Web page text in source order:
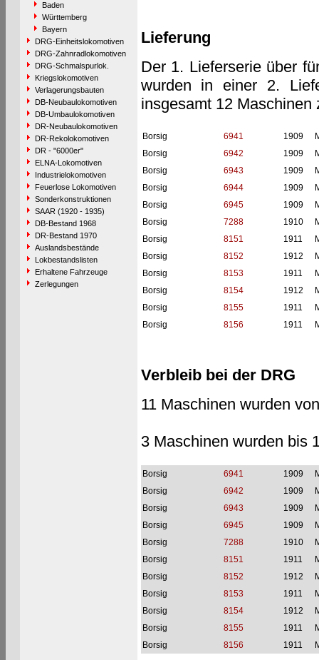
Baden
Württemberg
Bayern
DRG-Einheitslokomotiven
DRG-Zahnradlokomotiven
DRG-Schmalspurlok.
Kriegslokomotiven
Verlagerungsbauten
DB-Neubaulokomotiven
DB-Umbaulokomotiven
DR-Neubaulokomotiven
DR-Rekolokomotiven
DR - "6000er"
ELNA-Lokomotiven
Industrielokomotiven
Feuerlose Lokomotiven
Sonderkonstruktionen
SAAR (1920 - 1935)
DB-Bestand 1968
DR-Bestand 1970
Auslandsbestände
Lokbestandslisten
Erhaltene Fahrzeuge
Zerlegungen
Lieferung
Der 1. Lieferserie über
wurden in einer 2.
insgesamt 12 Maschinen
Borsig 6941 1909
Borsig
6942 1909
Borsig
6943 1909
Borsig
6944 1909
Borsig
6945 1909
Borsig
7288 1910
Borsig
8151 1911
Borsig
8152 1912
Borsig
8153 1911
Borsig
8154 1912
Borsig
8155 1911
Borsig
8156 1911
Verbleib bei der DRG
11 Maschinen wurden
3 Maschinen wurden bis
Borsig 6941 1909
Borsig
6942 1909
Borsig
6943 1909
Borsig
6945 1909
Borsig
7288 1910
Borsig
8151 1911
Borsig
8152 1912
Borsig
8153 1911
Borsig
8154 1912
Borsig
8155 1911
Borsig
8156 1911